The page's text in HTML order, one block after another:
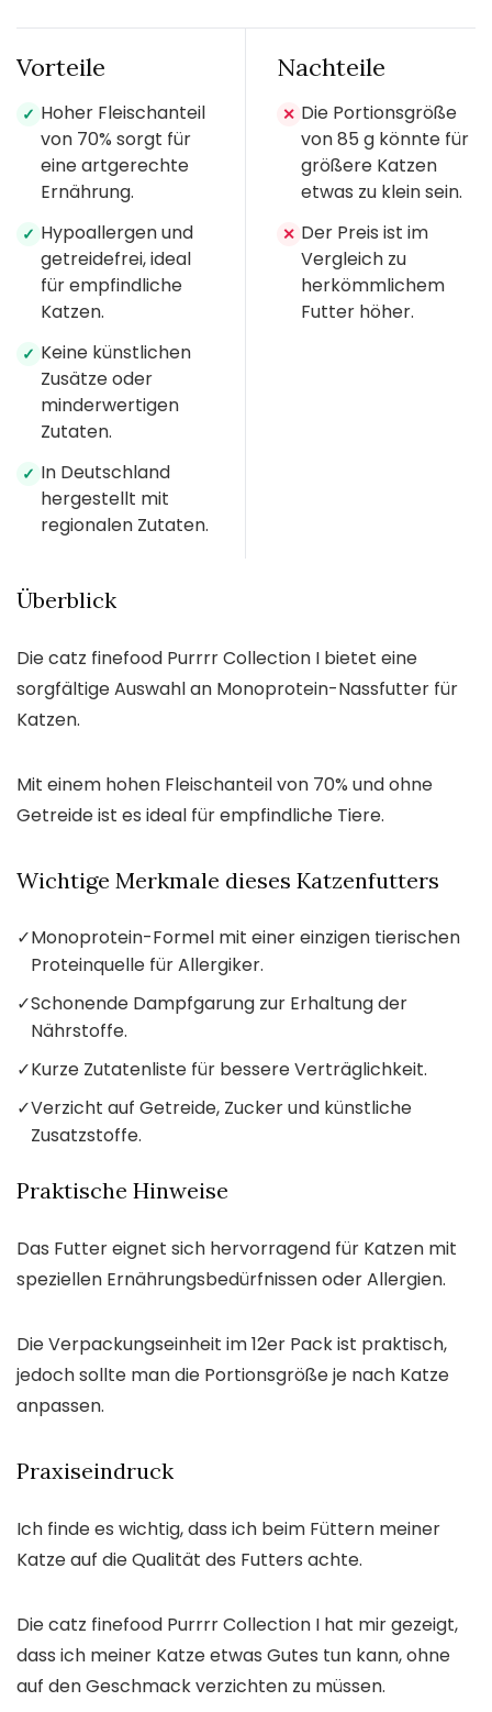
Vorteile
✓ Hoher Fleischanteil
von 70% sorgt für
eine artgerechte
Ernährung.
✓ Hypoallergen und
getreidefrei, ideal
für empfindliche
Katzen.
✓ Keine künstlichen
Zusätze oder
minderwertigen
Zutaten.
✓ In Deutschland
hergestellt mit
regionalen Zutaten.
Nachteile
✕ Die Portionsgröße
von 85 g könnte für
größere Katzen
etwas zu klein sein.
✕ Der Preis ist im
Vergleich zu
herkömmlichem
Futter höher.
Überblick
Die catz finefood Purrrr Collection I bietet eine
sorgfältige Auswahl an Monoprotein-Nassfutter für
Katzen.
Mit einem hohen Fleischanteil von 70% und ohne
Getreide ist es ideal für empfindliche Tiere.
Wichtige Merkmale dieses Katzenfutters
✓Monoprotein-Formel mit einer einzigen tierischen
Proteinquelle für Allergiker.
✓Schonende Dampfgarung zur Erhaltung der
Nährstoffe.
✓Kurze Zutatenliste für bessere Verträglichkeit.
✓Verzicht auf Getreide, Zucker und künstliche
Zusatzstoffe.
Praktische Hinweise
Das Futter eignet sich hervorragend für Katzen mit
speziellen Ernährungsbedürfnissen oder Allergien.
Die Verpackungseinheit im 12er Pack ist praktisch,
jedoch sollte man die Portionsgröße je nach Katze
anpassen.
Praxiseindruck
Ich finde es wichtig, dass ich beim Füttern meiner
Katze auf die Qualität des Futters achte.
Die catz finefood Purrrr Collection I hat mir gezeigt,
dass ich meiner Katze etwas Gutes tun kann, ohne
auf den Geschmack verzichten zu müssen.